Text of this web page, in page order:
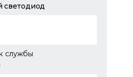
светодиод
службы